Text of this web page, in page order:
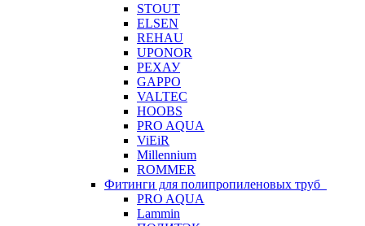
STOUT
ELSEN
REHAU
UPONOR
РЕХАУ
GAPPO
VALTEC
HOOBS
PRO AQUA
ViEiR
Millennium
ROMMER
Фитинги для полипропиленовых труб
PRO AQUA
Lammin